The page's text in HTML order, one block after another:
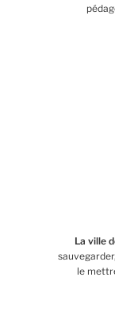
La ville
le